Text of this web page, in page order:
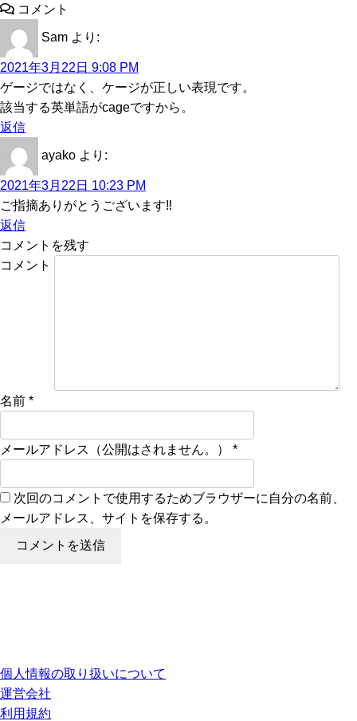
コメント
Sam より:
2021年3月22日 9:08 PM
ゲージではなく、ケージが正しい表現です。
該当する英単語がcageですから。
返信
ayako より:
2021年3月22日 10:23 PM
ご指摘ありがとうございます‼️
返信
コメントを残す
コメント
名前 *
メールアドレス（公開はされません。） *
次回のコメントで使用するためブラウザーに自分の名前、
メールアドレス、サイトを保存する。
個人情報の取り扱いについて
運営会社
利用規約